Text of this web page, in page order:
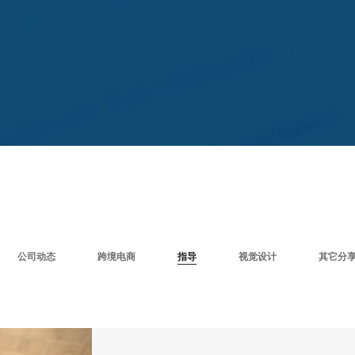
公司动态 跨境电商 指导 视觉设计 其它分